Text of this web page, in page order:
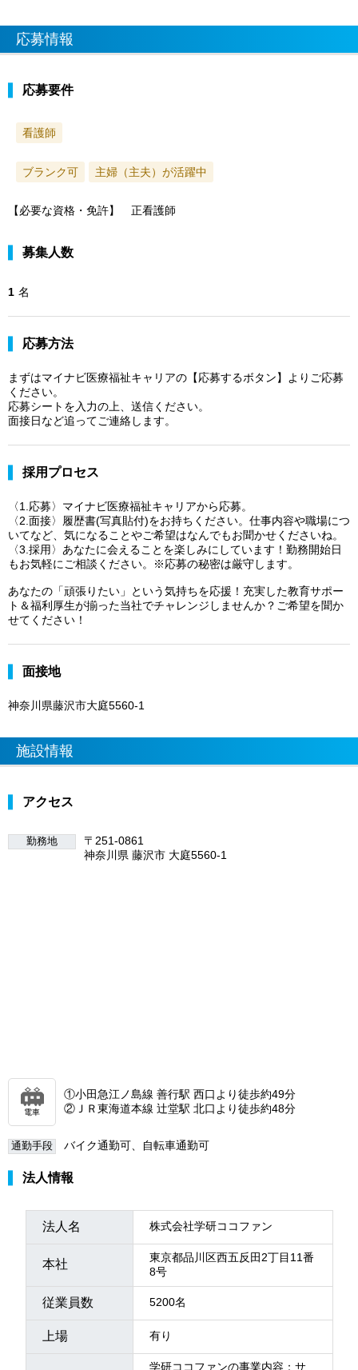
応募情報
応募要件
看護師
ブランク可 主婦（主夫）が活躍中
【必要な資格・免許】 正看護師
募集人数
1 名
応募方法
まずはマイナビ医療福祉キャリアの【応募するボタン】よりご応募
ください。
応募シートを入力の上、送信ください。
面接日など追ってご連絡します。
採用プロセス
〈1.応募〉マイナビ医療福祉キャリアから応募。
〈2.面接〉履歴書(写真貼付)をお持ちください。仕事内容や職場につ
いてなど、気になることやご希望はなんでもお聞かせくださいね。
〈3.採用〉あなたに会えることを楽しみにしています！勤務開始日
もお気軽にご相談ください。※応募の秘密は厳守します。
あなたの「頑張りたい」という気持ちを応援！充実した教育サポー
ト＆福利厚生が揃った当社でチャレンジしませんか？ご希望を聞か
せてください！
面接地
神奈川県藤沢市大庭5560-1
施設情報
アクセス
勤務地
〒251-0861
神奈川県 藤沢市 大庭5560-1
電車
①小田急江ノ島線 善行駅 西口より徒歩約49分
②ＪＲ東海道本線 辻堂駅 北口より徒歩約48分
通勤手段 バイク通勤可、自転車通勤可
法人情報
法人名 株式会社学研ココファン
本社
東京都品川区西五反田2丁目11番
8号
従業員数 5200名
上場 有り
学研ココファンの事業内容：サ